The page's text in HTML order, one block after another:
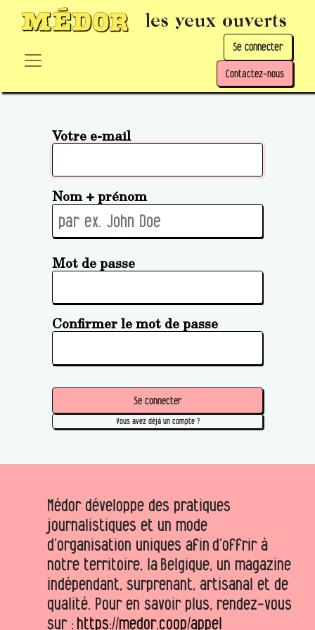
les yeux ouverts
Se connecter
Contactez-nous
Votre e-mail
Nom + prénom
Mot de passe
Confirmer le mot de passe
Se connecter
Vous avez déjà un compte ?
Médor développe des pratiques
journalistiques et un mode
d’organisation uniques afin d’offrir à
notre territoire, la Belgique, un magazine
indépendant, surprenant, artisanal et de
qualité. Pour en savoir plus, rendez-vous
sur : https://medor.coop/appel